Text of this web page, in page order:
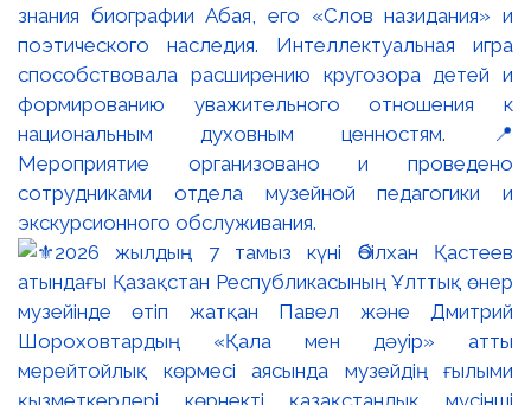
знания биографии Абая, его «Слов назидания» и
поэтического наследия. Интеллектуальная игра
способствовала расширению кругозора детей и
формированию уважительного отношения к
национальным духовным ценностям. 📍
Мероприятие организовано и проведено
сотрудниками отдела музейной педагогики и
экскурсионного обслуживания.